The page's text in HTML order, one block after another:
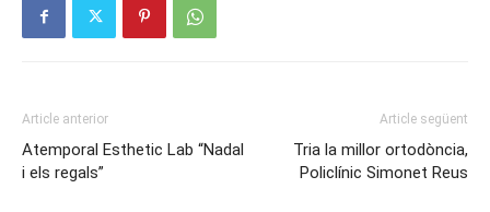
Article anterior
Atemporal Esthetic Lab “Nadal
i els regals”
Article següent
Tria la millor ortodòncia,
Policlínic Simonet Reus